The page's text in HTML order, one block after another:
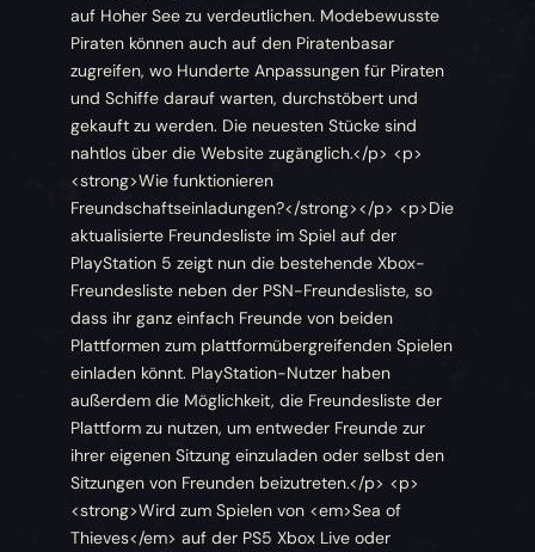
auf Hoher See zu verdeutlichen. Modebewusste
Piraten können auch auf den Piratenbasar
zugreifen, wo Hunderte Anpassungen für Piraten
und Schiffe darauf warten, durchstöbert und
gekauft zu werden. Die neuesten Stücke sind
nahtlos über die Website zugänglich.</p> <p>
<strong>Wie funktionieren
Freundschaftseinladungen?</strong></p> <p>Die
aktualisierte Freundesliste im Spiel auf der
PlayStation 5 zeigt nun die bestehende Xbox-
Freundesliste neben der PSN-Freundesliste, so
dass ihr ganz einfach Freunde von beiden
Plattformen zum plattformübergreifenden Spielen
einladen könnt. PlayStation-Nutzer haben
außerdem die Möglichkeit, die Freundesliste der
Plattform zu nutzen, um entweder Freunde zur
ihrer eigenen Sitzung einzuladen oder selbst den
Sitzungen von Freunden beizutreten.</p> <p>
<strong>Wird zum Spielen von <em>Sea of
Thieves</em> auf der PS5 Xbox Live oder